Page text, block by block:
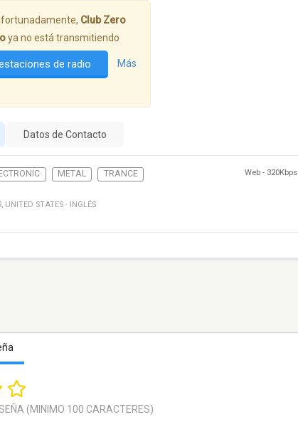
Club Zero
ya no está transmitiendo
de radio Más
Datos de Contacto
METAL TRANCE Web - 320Kbps
, UNITED STATES · INGLÉS